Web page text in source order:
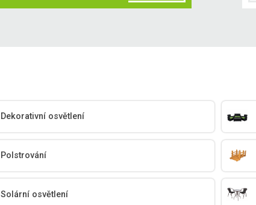
Dekorativní osvětlení
Polstrování
Solární osvětlení